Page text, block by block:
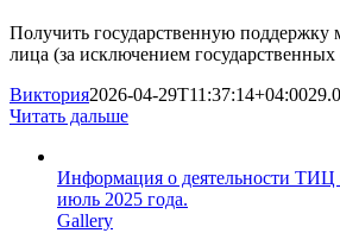
Получить государственную поддержку
лица (за исключением
Виктория2026-04-29T11:37:14+04:00
Читать дальше
Информация о деятельности ТИЦ
июль 2025 года.
Gallery